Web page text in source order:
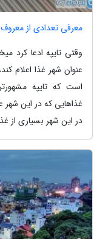
معرفی تعدادی از معروف
وقتی تایپه ادعا کرد
عنوان شهر غذا اعلام
است که تایپه
در این شهر بسیاری از